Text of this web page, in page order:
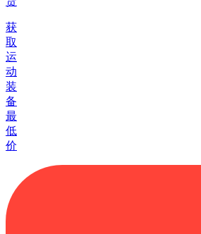
获
取
运
动
装
备
最
低
价